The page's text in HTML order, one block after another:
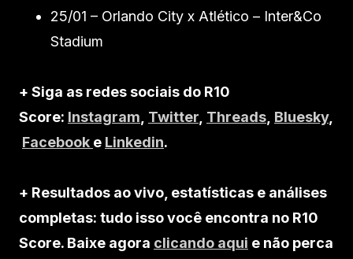
25/01 – Orlando City x Atlético – Inter&Co
Stadium
+ Siga as redes sociais do R10
Score: Instagram Twitter Threads Bluesky,
Facebook e Linkedin.
+ Resultados ao vivo, estatísticas e análises
completas: tudo isso você encontra no R10
Score. Baixe agora clicando aqui e não perca